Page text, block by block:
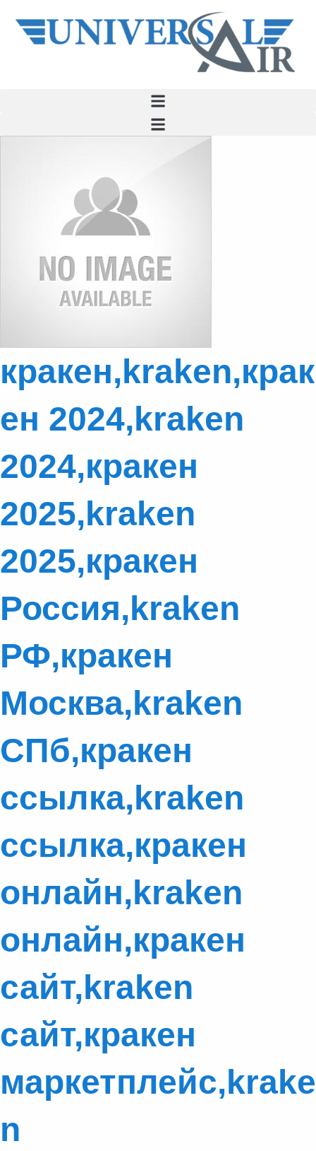
кракен,kraken,крак
ен 2024,kraken
2024,кракен
2025,kraken
2025,кракен
Россия,kraken
РФ,кракен
Москва,kraken
СПб,кракен
ссылка,kraken
ссылка,кракен
онлайн,kraken
онлайн,кракен
сайт,kraken
сайт,кракен
маркетплейс,krake
n